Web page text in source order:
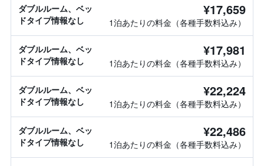
ダブルルーム、ベッ
ドタイプ情報なし
¥17,659
1泊あたりの料金（各種手数料込み）
ダブルルーム、ベッ
ドタイプ情報なし
¥17,981
1泊あたりの料金（各種手数料込み）
ダブルルーム、ベッ
ドタイプ情報なし
¥22,224
1泊あたりの料金（各種手数料込み）
ダブルルーム、ベッ
ドタイプ情報なし
¥22,486
1泊あたりの料金（各種手数料込み）